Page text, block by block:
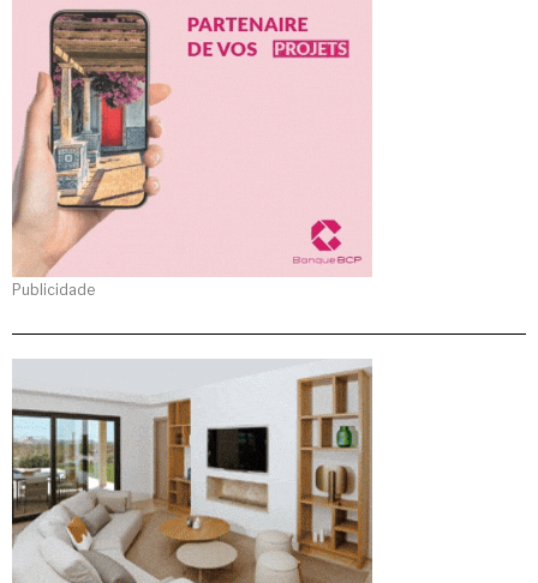
Publicidade